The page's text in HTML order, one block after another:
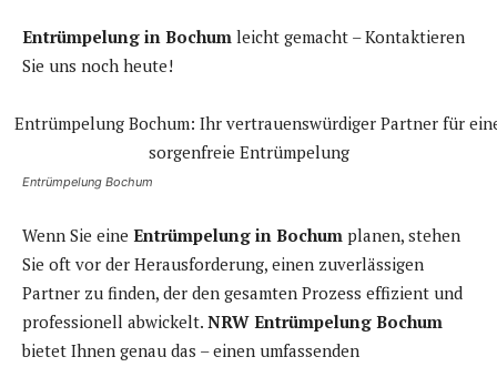
Entrümpelung in Bochum leicht gemacht – Kontaktieren
Sie uns noch heute!
Entrümpelung Bochum
Wenn Sie eine Entrümpelung in Bochum planen, stehen
Sie oft vor der Herausforderung, einen zuverlässigen
Partner zu finden, der den gesamten Prozess effizient und
professionell abwickelt. NRW Entrümpelung Bochum
bietet Ihnen genau das – einen umfassenden